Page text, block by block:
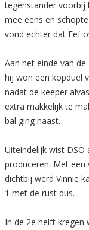
tegenstander voorbij
mee eens en
vond echter dat Eef
Aan het einde van
hij won een kopduel
nadat de keeper
extra makkelijk te
bal ging naast.
Uiteindelijk wist
produceren. Met een
dichtbij werd Vinnie
1 met de rust dus.
In de 2e helft